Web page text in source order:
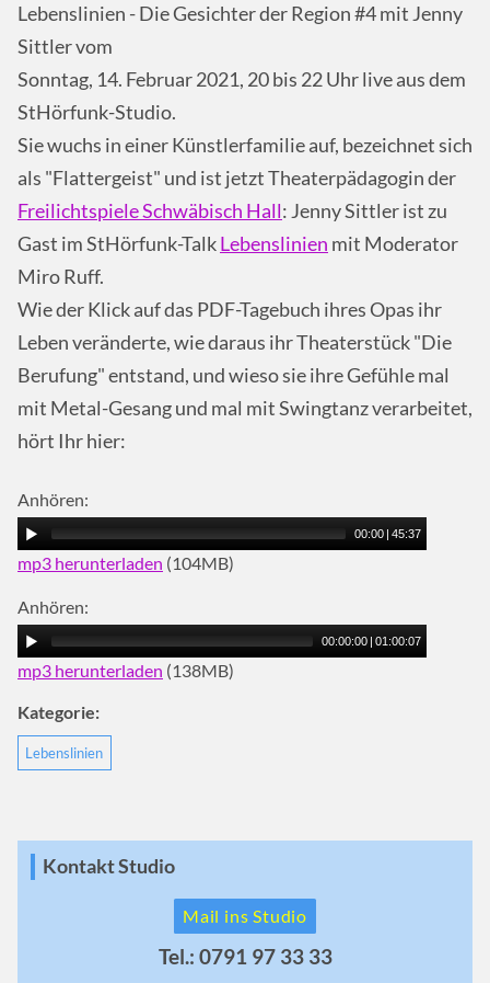
Lebenslinien - Die Gesichter der Region #4 mit Jenny
Sittler vom
Sonntag, 14. Februar 2021, 20 bis 22 Uhr live aus dem
StHörfunk-Studio.
Sie wuchs in einer Künstlerfamilie auf, bezeichnet sich
als "Flattergeist" und ist jetzt Theaterpädagogin der
Freilichtspiele Schwäbisch Hall: Jenny Sittler ist zu
Gast im StHörfunk-TalkLebenslinien mit Moderator
Miro Ruff.
Wie der Klick auf das PDF-Tagebuch ihres Opas ihr
Leben veränderte, wie daraus ihr Theaterstück "Die
Berufung" entstand, und wieso sie ihre Gefühle mal
mit Metal-Gesang und mal mit Swingtanz verarbeitet,
hört Ihr hier:
Anhören:
00:00 | 45:37
mp3 herunterladen (104MB)
Anhören:
00:00:00 | 01:00:07
mp3 herunterladen (138MB)
Kategorie:
Lebenslinien
Kontakt Studio
Mail ins Studio
Tel.: 0791 97 33 33